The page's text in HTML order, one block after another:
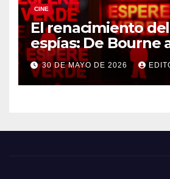
CINE
El renacimiento
espías: De Bourne
Treadstone
30 DE MAYO DE 2026